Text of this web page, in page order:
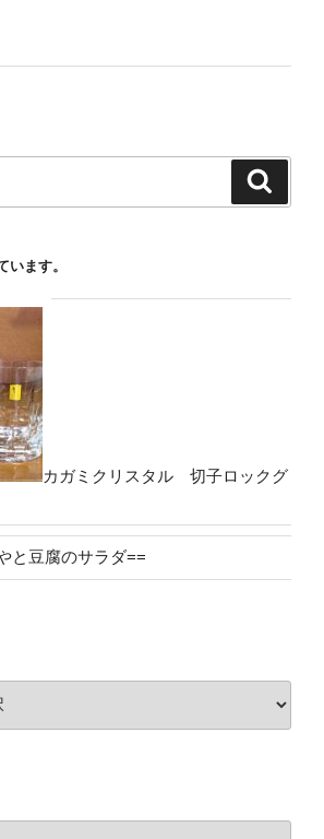
います。
カガミクリスタル 切子ロックグ
と豆腐のサラダ==